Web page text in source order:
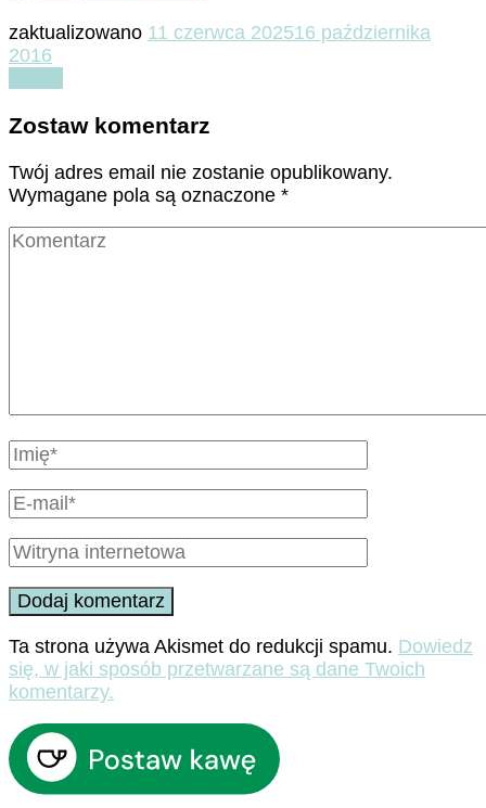
zaktualizowano 11 czerwca 202516 października
2016
Zostaw komentarz
Twój adres email nie zostanie opublikowany.
Wymagane pola są oznaczone *
Ta strona używa Akismet do redukcji spamu. Dowiedz
się, w jaki sposób przetwarzane są dane Twoich
komentarzy.